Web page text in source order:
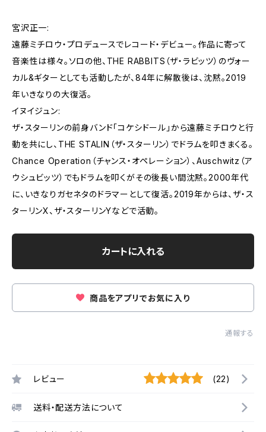
宮沢正一:
遠藤ミチロウ・プロデュースでレコード・デビュー。作品に寄って
音楽性は様々。ソロの他、THE RABBITS（ザ・ラビッツ）のヴォー
カル&ギターとしても活動したが、84年に解散後は、沈黙。2019
年いきなりの大復活。
イヌイジュン:
ザ・スターリンの前身バンド「コケシドール」から遠藤ミチロウと行
動を共にし、THE STALIN（ザ・スターリン）でドラムを叩きまくる。
Chance Operation（チャンス・オペレーション）、Auschwitz（ア
ウシュビッツ）でもドラムを叩くがその後長い間沈黙。2000年代
に、いきなりガセネタのドラマーとして復活。2019年からは、ザ・ス
ターリンX、ザ・スターリンYなどで活動。
カートに入れる
商品をアプリでお気に入り
通報する
レビュー (22)
送料・配送方法について